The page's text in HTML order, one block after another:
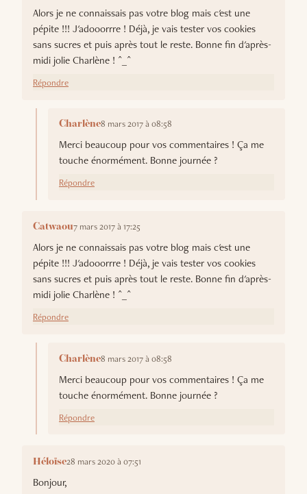
Alors je ne connaissais pas votre blog mais c'est une
pépite !!! J'adooorrre ! Déjà, je vais tester vos cookies
sans sucres et puis après tout le reste. Bonne fin d'après-
midi jolie Charlène ! ^_^
Répondre
Charlène8 mars 2017 à 08:58
Merci beaucoup pour vos commentaires ! Ça me
touche énormément. Bonne journée ?
Répondre
Catwaou7 mars 2017 à 17:25
Alors je ne connaissais pas votre blog mais c'est une
pépite !!! J'adooorrre ! Déjà, je vais tester vos cookies
sans sucres et puis après tout le reste. Bonne fin d'après-
midi jolie Charlène ! ^_^
Répondre
Charlène8 mars 2017 à 08:58
Merci beaucoup pour vos commentaires ! Ça me
touche énormément. Bonne journée ?
Répondre
Héloïse28 mars 2020 à 07:51
Bonjour,